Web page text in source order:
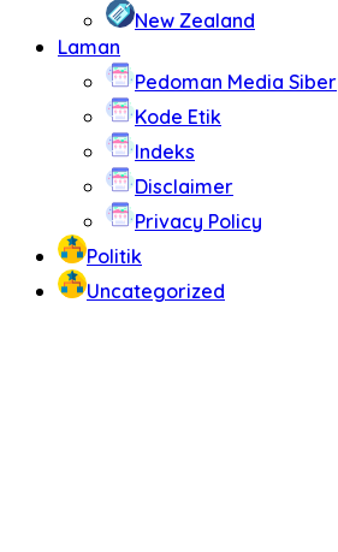
New Zealand
Laman
Pedoman Media Siber
Kode Etik
Indeks
Disclaimer
Privacy Policy
Politik
Uncategorized